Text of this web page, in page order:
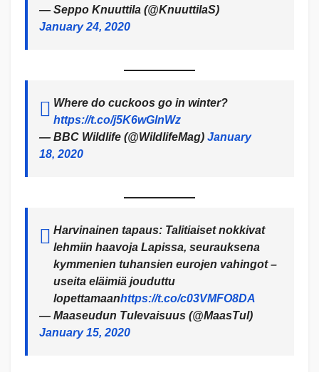
— Seppo Knuuttila (@KnuuttilaS)
January 24, 2020
Where do cuckoos go in winter?
https://t.co/j5K6wGlnWz
— BBC Wildlife (@WildlifeMag) January
18, 2020
Harvinainen tapaus: Talitiaiset nokkivat
lehmiin haavoja Lapissa, seurauksena
kymmenien tuhansien eurojen vahingot –
useita eläimiä jouduttu
lopettamaanhttps://t.co/c03VMFO8DA
— Maaseudun Tulevaisuus (@MaasTul)
January 15, 2020